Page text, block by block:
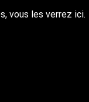
vous les verrez ici.